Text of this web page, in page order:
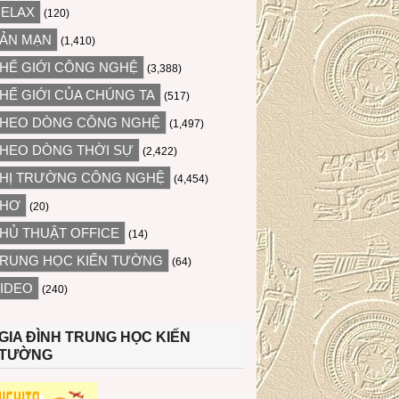
(120)
MẠN (1,410)
GIỚI CÔNG NGHỆ (3,388)
GIỚI CỦA CHÚNG TA (517)
DÒNG CÔNG NGHỆ (1,497)
DÒNG THỜI SỰ (2,422)
TRƯỜNG CÔNG NGHỆ (4,454)
(20)
THUẬT OFFICE (14)
HỌC KIẾN TƯỜNG (64)
(240)
ĐÌNH TRUNG HỌC KIẾN